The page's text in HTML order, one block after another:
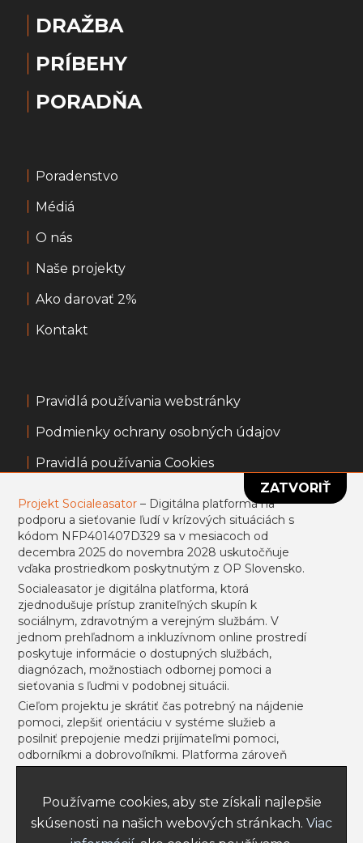
ZATVORIŤ
Projekt Socialeasator – Digitálna platforma na
podporu a sieťovanie ľudí v krízových situáciách s
kódom NFP401407D329 sa v mesiacoch od
decembra 2025 do novembra 2028 uskutočňuje
vďaka prostriedkom poskytnutým z OP Slovensko.
Socialeasator je digitálna platforma, ktorá
zjednodušuje prístup zraniteľných skupín k
sociálnym, zdravotným a verejným službám. V
jednom prehľadnom a inkluzívnom online prostredí
poskytuje informácie o dostupných službách,
diagnózach, možnostiach odbornej pomoci a
sieťovania s ľuďmi v podobnej situácii.
Cieľom projektu je skrátiť čas potrebný na nájdenie
pomoci, zlepšiť orientáciu v systéme služieb a
posilniť prepojenie medzi prijímateľmi pomoci,
odborníkmi a dobrovoľníkmi. Platforma zároveň
podporí informovanosť o inklúzii, sociálnej integrácii
funkcií, článkov a podcastov.
Výsledkom bude vyššia spokojnosť používateľov,
nižší stres pri hľadaní podpory, posilnenie
DRAŽBA
PRÍBEHY
PORADŇA
Poradenstvo
Médiá
O nás
Naše projekty
Ako darovať 2%
Kontakt
Pravidlá používania webstránky
Podmienky ochrany osobných údajov
Pravidlá používania Cookies
Všeobecné obchodné podmienky
Informácie k portálu usmevpredruhych.sk
Projekt sa uskutočňuje vďaka prostriedkom
poskytnutým z ESF.
Prihlásiť sa Registrovať
NEWSLETTER
Poslať
Používame cookies, aby ste získali najlepšie
skúsenosti na našich webových stránkach. Viac